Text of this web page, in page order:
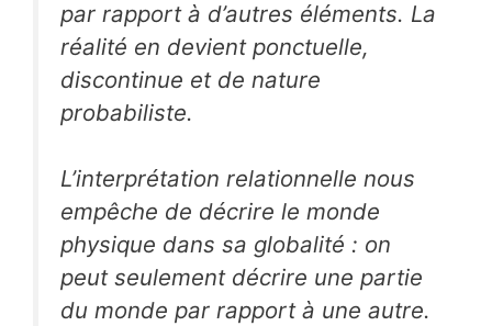
par rapport à d’autres éléments. La
réalité en devient ponctuelle,
discontinue et de nature
probabiliste.
L’interprétation relationnelle nous
empêche de décrire le monde
physique dans sa globalité : on
peut seulement décrire une partie
du monde par rapport à une autre.